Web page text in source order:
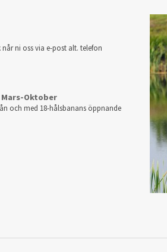
ni oss via e-post alt. telefon
Oktober
och med 18-hålsbanans öppnande